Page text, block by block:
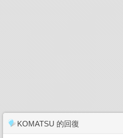
KOMATSU 的回復